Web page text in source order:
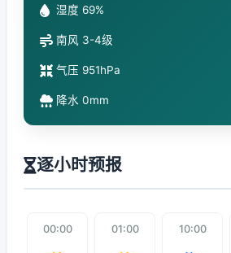
湿度 69%
南风 3-4级
气压 951hPa
降水 0mm
逐小时预报
00:00 01:00 10:00